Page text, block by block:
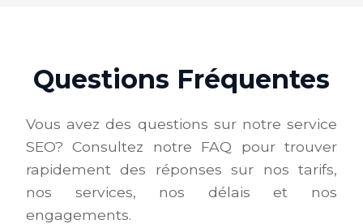
Questions Fréquentes
Vous avez des questions sur notre service
SEO? Consultez notre FAQ pour trouver
rapidement des réponses sur nos tarifs,
nos services, nos délais et nos
engagements.